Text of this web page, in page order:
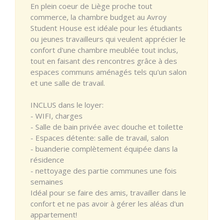
En plein coeur de Liège proche tout
commerce, la chambre budget au Avroy
Student House est idéale pour les étudiants
ou jeunes travailleurs qui veulent apprécier le
confort d'une chambre meublée tout inclus,
tout en faisant des rencontres grâce à des
espaces communs aménagés tels qu'un salon
et une salle de travail.
INCLUS dans le loyer:
- WIFI, charges
- Salle de bain privée avec douche et toilette
- Espaces détente: salle de travail, salon
- buanderie complètement équipée dans la
résidence
- nettoyage des partie communes une fois
semaines
Idéal pour se faire des amis, travailler dans le
confort et ne pas avoir à gérer les aléas d'un
appartement!